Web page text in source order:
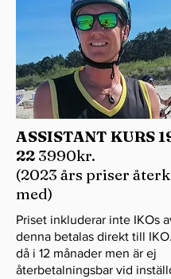
ASSISTANT KURS
22 3990kr.
(2023 års priser
med)
Priset inkluderar inte IKOs
denna betalas direkt till
då i 12 månader men är ej
återbetalningsbar vid